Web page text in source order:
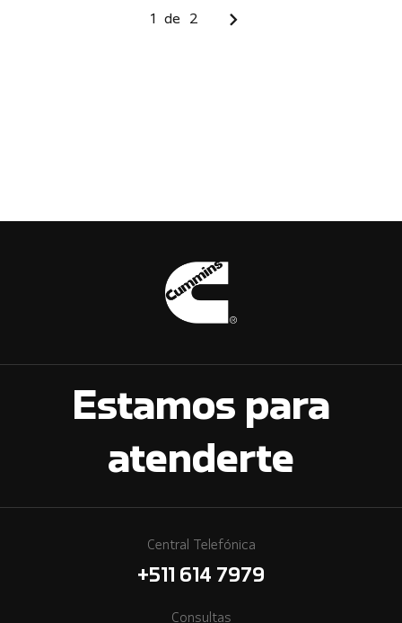
1 de 2
Estamos para
atenderte
Central Telefónica
+511 614 7979
Consultas